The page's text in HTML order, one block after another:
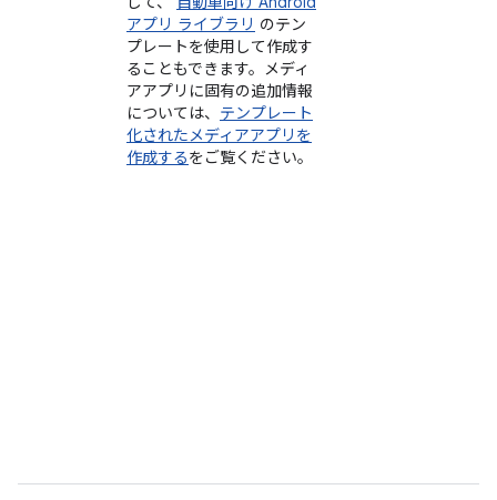
アプリ ライブラリ のテン
プレートを使用して作成す
ることもできます。メディ
アアプリに固有の追加情報
については、 テンプレート
化されたメディアアプリを
作成するをご覧ください。